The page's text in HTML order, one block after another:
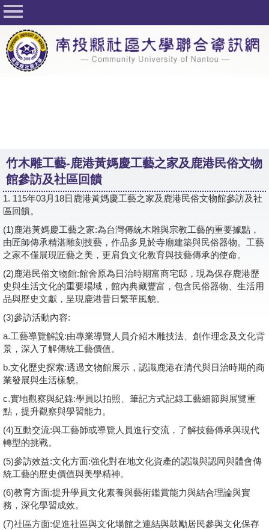
回首頁
關於社大
公佈欄
課程一覽表
志工與社團
社大學習Q&A
友站連結
網路選課
學員專區
教師專區
評委專區
校務行政
竹木雕工藝-鹿港黃媽慶工藝之家及鹿港民俗文物
館參訪及社區回饋
1. 115年03月18日鹿港黃媽慶工藝之家及鹿港民俗文物館參訪及社
區回饋。
(1)鹿港黃媽慶工藝之家:為台灣傳統木雕與宗教工藝的重要據點，
由匠師傳承精湛雕刻技藝，作品多見於寺廟建築與民俗器物。工藝
之家不僅展現匠藝之美，更肩負文化教育與技藝傳承的使命。
(2)鹿港民俗文物館:館舍原為日治時期富商宅邸，現為保存鹿港歷
史與生活文化的重要場域，館內典藏豐富，包含民俗器物、生活用
品與歷史文獻，呈現鹿港昔日繁華風貌。
(3)參訪活動內容:
a.工藝導覽解說:由專業導覽人員介紹木雕技法、創作理念及文化背
景，深入了解傳統工藝價值。
b.文化歷史探索:透過文物館展示，認識鹿港在清代與日治時期的商
業發展與生活樣貌。
c.實地觀察與紀錄:學員以拍照、筆記方式記錄工藝細節與展覽重
點，提升觀察與學習能力。
(4)互動交流:與工藝師或導覽人員進行交流，了解技藝傳承與現代
轉型的挑戰。
(5)參訪效益:文化方面:強化對在地文化資產的認識與認同與體會傳
統工藝的歷史價值與美學精神。
(6)教育方面:提升學員文化素養與藝術鑑賞能力與結合理論與實
務，深化學習成效。
(7)社區方面:促進社區與文化場館之連結與鼓勵居民參與文化保存